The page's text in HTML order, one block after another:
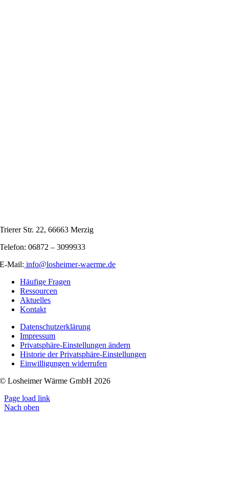
Trierer Str. 22, 66663 Merzig
Telefon: 06872 – 3099933
E-Mail: info@losheimer-waerme.de
Häufige Fragen
Ressourcen
Aktuelles
Kontakt
Datenschutzerklärung
Impressum
Privatsphäre-Einstellungen ändern
Historie der Privatsphäre-Einstellungen
Einwilligungen widerrufen
© Losheimer Wärme GmbH 2026
Page load link
Nach oben